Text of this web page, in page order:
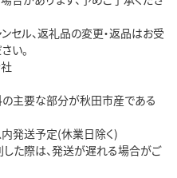
セル、返礼品の変更・返品はお受
い。
主要な部分が秋田市産である
発送予定(休業日除く)
た際は、発送が遅れる場合がご